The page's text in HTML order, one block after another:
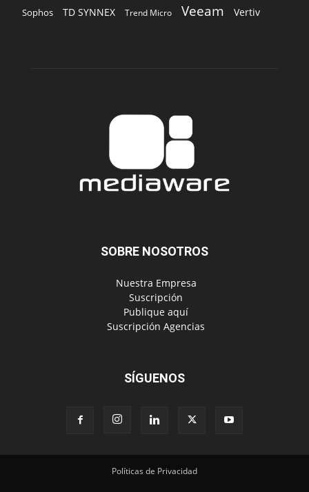
Sophos TD SYNNEX Trend Micro Veeam Vertiv
SOBRE NOSOTROS
‎ Nuestra Empresa
‎ Suscripción
‎ Publique aquí
‎ Suscripción Agencias
SÍGUENOS
Políticas de Privacidad